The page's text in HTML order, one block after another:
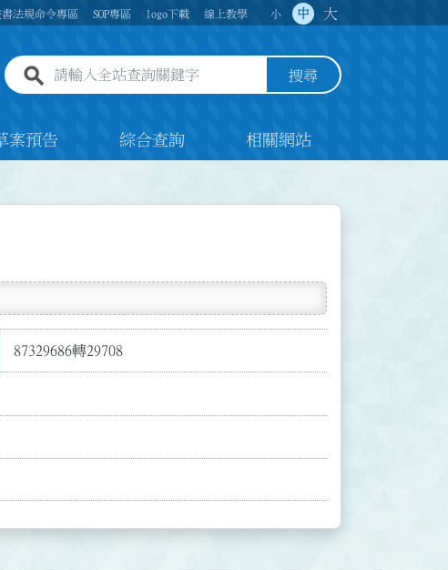
法規命令專區 SOP專區 logo下載 線上教學 小 中 大
全站查詢關鍵字欄位 搜尋
案預告 綜合查詢 相關網站
87329686轉29708